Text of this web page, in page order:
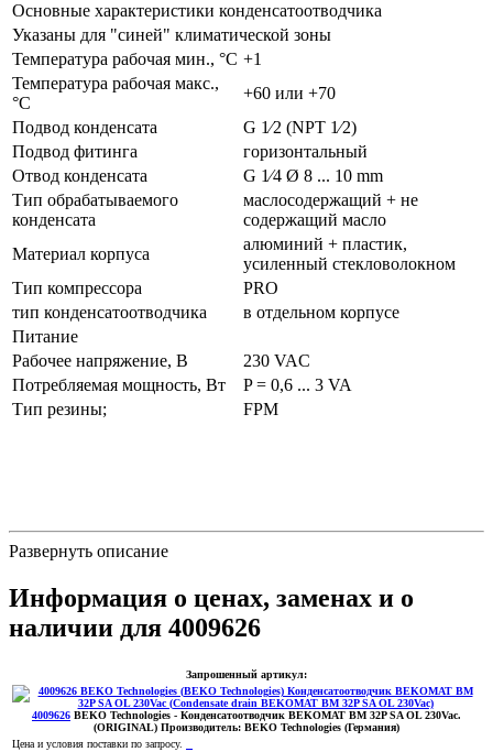
Основные характеристики конденсатоотводчика
Указаны для "синей" климатической зоны
Температура рабочая мин., °С +1
Температура рабочая макс.,
°С
+60 или +70
Подвод конденсата
G 1⁄2 (NPT 1⁄2)
Подвод фитинга
горизонтальный
Отвод конденсата
G 1⁄4 Ø 8 ... 10 mm
Тип обрабатываемого
конденсата
маслосодержащий + не
содержащий масло
Материал корпуса
алюминий + пластик,
усиленный стекловолокном
Тип компрессора
PRO
тип конденсатоотводчика
в отдельном корпусе
Питание
Рабочее напряжение, В
230 VAC
Потребляемая мощность, Вт
P = 0,6 ... 3 VA
Тип резины;
FPM
Развернуть описание
Информация о ценах, заменах и о
наличии для 4009626
Запрошенный артикул:
4009626 BEKO Technologies - Конденсатоотводчик BEKOMAT BM 32P SA OL 230Vac.
(ORIGINAL) Производитель: BEKO Technologies (Германия)
Цена и условия поставки по запросу.